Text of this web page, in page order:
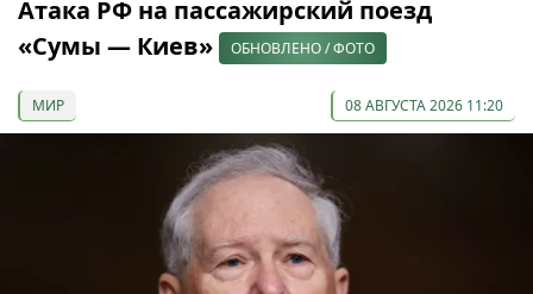
Атака РФ на пассажирский поезд
«Сумы — Киев»
ОБНОВЛЕНО / ФОТО
МИР 08 АВГУСТА 2026 11:20